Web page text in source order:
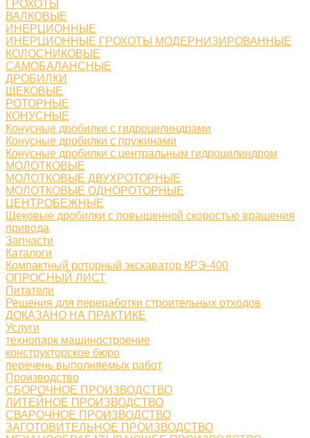
ГРОХОТЫ
ВАЛКОВЫЕ
ИНЕРЦИОННЫЕ
ИНЕРЦИОННЫЕ ГРОХОТЫ МОДЕРНИЗИРОВАННЫЕ
КОЛОСНИКОВЫЕ
САМОБАЛАНСНЫЕ
ДРОБИЛКИ
ЩЕКОВЫЕ
РОТОРНЫЕ
КОНУСНЫЕ
Конусные дробилки с гидроцилиндрами
Конусные дробилки с пружинами
Конусные дробилки с центральным гидроцилиндром
МОЛОТКОВЫЕ
МОЛОТКОВЫЕ ДВУХРОТОРНЫЕ
МОЛОТКОВЫЕ ОДНОРОТОРНЫЕ
ЦЕНТРОБЕЖНЫЕ
Щековые дробилки с повышенной скоростью вращения
привода
Запчасти
Каталоги
Компактный роторный экскаватор КРЭ-400
ОПРОСНЫЙ ЛИСТ
Питатели
Решения для переработки строительных отходов
ДОКАЗАНО НА ПРАКТИКЕ
Услуги
технопарк машиностроение
конструкторское бюро
перечень выполняемых работ
Производство
СБОРОЧНОЕ ПРОИЗВОДСТВО
ЛИТЕЙНОЕ ПРОИЗВОДСТВО
СВАРОЧНОЕ ПРОИЗВОДСТВО
ЗАГОТОВИТЕЛЬНОЕ ПРОИЗВОДСТВО